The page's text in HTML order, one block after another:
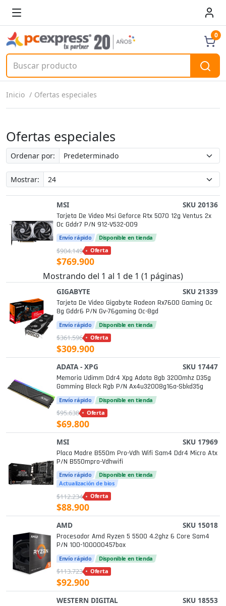
0
Inicio Ofertas especiales
Ofertas especiales
Ordenar por:
Mostrar:
MSI SKU 20136
Tarjeta De Video Msi Geforce Rtx 5070 12g Ventus 2x
Oc Gddr7 P/n 912-V532-009
Envío rápido Disponible en tienda
$904.149 Oferta
$769.900
Mostrando del 1 al 1 de 1 (1 páginas)
GIGABYTE SKU 21339
Tarjeta De Video Gigabyte Radeon Rx7600 Gaming Oc
8g Gddr6 P/n Gv-76gaming Oc-8gd
Envío rápido Disponible en tienda
$361.596 Oferta
$309.900
ADATA - XPG SKU 17447
Memoria Udimm Ddr4 Xpg Adata 8gb 3200mhz D35g
Gamming Black Rgb P/n Ax4u32008g16a-Sbkd35g
Envío rápido Disponible en tienda
$95.638 Oferta
$69.800
MSI SKU 17969
Placa Madre B550m Pro-Vdh Wifi Sam4 Ddr4 Micro Atx
P/n B550mpro-Vdhwifi
Envío rápido
Disponible en tienda
Actualización de bios
$112.234 Oferta
$88.900
AMD SKU 15018
Procesador Amd Ryzen 5 5500 4.2ghz 6 Core Sam4
P/n 100-100000457box
Envío rápido Disponible en tienda
$113.723 Oferta
$92.900
WESTERN DIGITAL SKU 18553